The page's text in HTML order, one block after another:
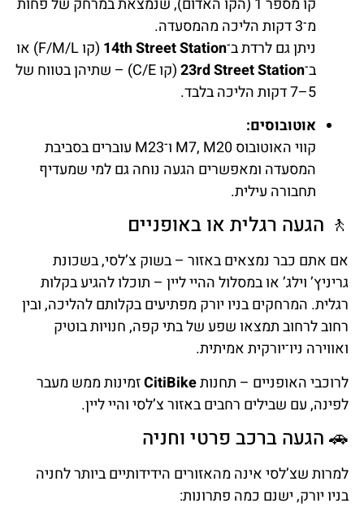
מ־3 דקות הליכה מהמסעדה.
ניתן גם לרדת ב־14th Street Station
(קו F/M/L) או
ב־23rd Street Station
(קו C/E) – שתיהן בטווח של
5–7 דקות הליכה בלבד.
אוטובוסים:
קווי האוטובוס M7, M20 ו־M23 עוברים בסביבת
המסעדה ומאפשרים הגעה נוחה גם למי שמעדיף
תחבורה עילית.
🚶 הגעה רגלית או באופניים
אם אתם כבר נמצאים באזור – בשוק צ’לסי, בשכונת
גריניץ’ וילג’ או במסלול ההיי ליין – תוכלו להגיע בקלות
רגלית. המרחקים בניו יורק מפתיעים בקלותם להליכה, ובין
רחוב לרחוב תמצאו שפע של בתי קפה, חנויות בוטיק
ואווירה ניו־יורקית אמיתית.
לרוכבי האופניים – תחנותCitiBikeזמינות ממש מעבר
לפינה, עם שבילים רחבים באזור צ’לסי והיי ליין.
🚗 הגעה ברכב פרטי וחניה
למרות שצ’לסי אינה מהאזורים הידידותיים ביותר לחניה
בניו יורק, ישנם כמה פתרונות: